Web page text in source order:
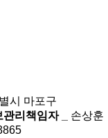
시 마포구
리책임자 _
손상훈